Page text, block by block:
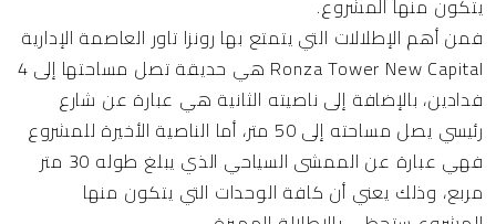
يتكون منها المشروع.
فمن أهم الإطلالات التي يتمتع بها رونزا تاور العاصمة الإدارية
Ronza Tower New Capital هي حديقة تصل مساحتها إلى 4
فدادين، بالإضافة إلى ناصيته الثانية هي عبارة عن شارع
رئيسي يصل مساحته إلى 50 متر، أما الناصية الأخيرة للمشروع
فهي عبارة عن الممشى السياحي الذي يبلغ طوله 30 متر
مربع، وذلك يعني أن كافة الوحدات التي يتكون منها